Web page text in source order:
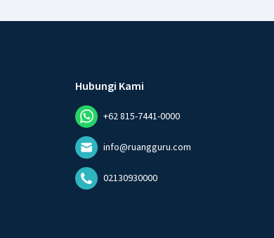
Hubungi Kami
+62 815-7441-0000
info@ruangguru.com
02130930000